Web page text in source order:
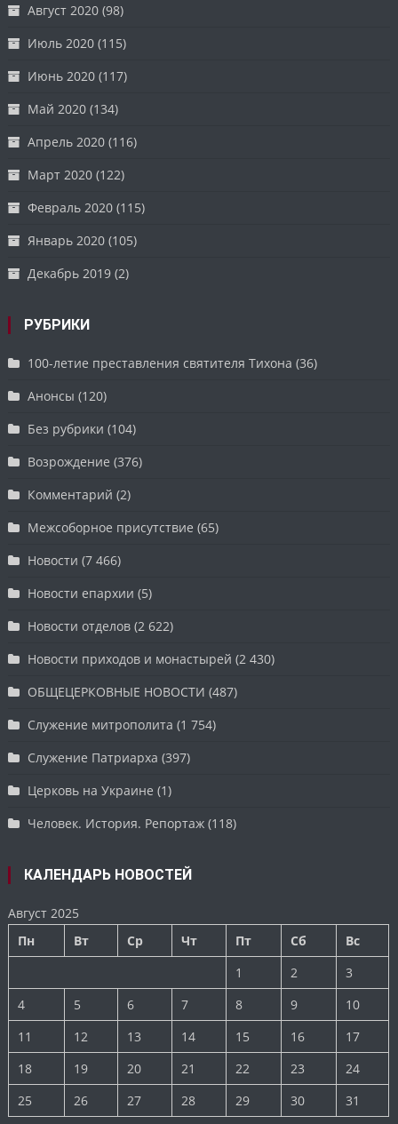
Август 2020 (98)
Июль 2020 (115)
Июнь 2020 (117)
Май 2020 (134)
Апрель 2020 (116)
Март 2020 (122)
Февраль 2020 (115)
Январь 2020 (105)
Декабрь 2019 (2)
РУБРИКИ
100-летие преставления святителя Тихона (36)
Анонсы (120)
Без рубрики (104)
Возрождение (376)
Комментарий (2)
Межсоборное присутствие (65)
Новости (7 466)
Новости епархии (5)
Новости отделов (2 622)
Новости приходов и монастырей (2 430)
ОБЩЕЦЕРКОВНЫЕ НОВОСТИ (487)
Служение митрополита (1 754)
Служение Патриарха (397)
Церковь на Украине (1)
Человек. История. Репортаж (118)
КАЛЕНДАРЬ НОВОСТЕЙ
Август 2025
Пн
Вт Ср Чт Пт Сб
Вс
1
2
3
4
5 6 7 8 9
10
11
12 13 14 15 16
17
18
19 20 21 22 23
24
25
26 27 28 29 30 31